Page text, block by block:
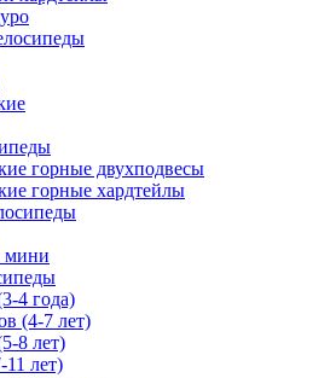
горные двухподвесы
горные хардтейлы
мини
4 года)
(4-7 лет)
8 лет)
лет)